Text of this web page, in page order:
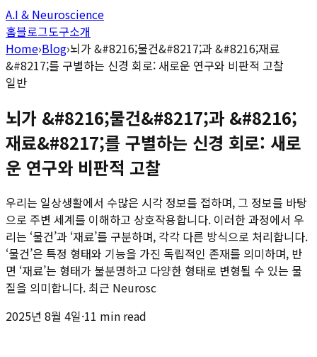
A.I & Neuroscience
홈블로그도구소개
Home›Blog›뇌가 &#8216;물건&#8217;과 &#8216;재료
&#8217;를 구별하는 신경 회로: 새로운 연구와 비판적 고찰
일반
뇌가 &#8216;물건&#8217;과 &#8216;
재료&#8217;를 구별하는 신경 회로: 새로
운 연구와 비판적 고찰
우리는 일상생활에서 수많은 시각 정보를 접하며, 그 정보를 바탕
으로 주변 세계를 이해하고 상호작용합니다. 이러한 과정에서 우
리는 ‘물건’과 ‘재료’를 구분하며, 각각 다른 방식으로 처리합니다.
‘물건’은 특정 형태와 기능을 가진 독립적인 존재를 의미하며, 반
면 ‘재료’는 형태가 불분명하고 다양한 형태로 변형될 수 있는 물
질을 의미합니다. 최근 Neurosc
2025년 8월 4일·11 min read